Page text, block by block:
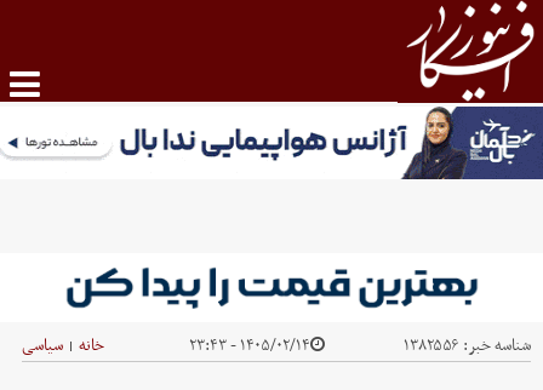
شناسه خبر: ۱۳۸۲۵۵۶ ۱۴۰۵/۰۲/۱۴ - ۲۳:۴۳ خانه | سیاسی